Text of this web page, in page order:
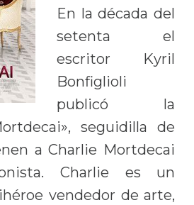
En la década del
setenta el
escritor Kyril
Bonfiglioli
publicó la
seguidilla de
a Charlie Mortdecai
Charlie es un
vendedor de arte,